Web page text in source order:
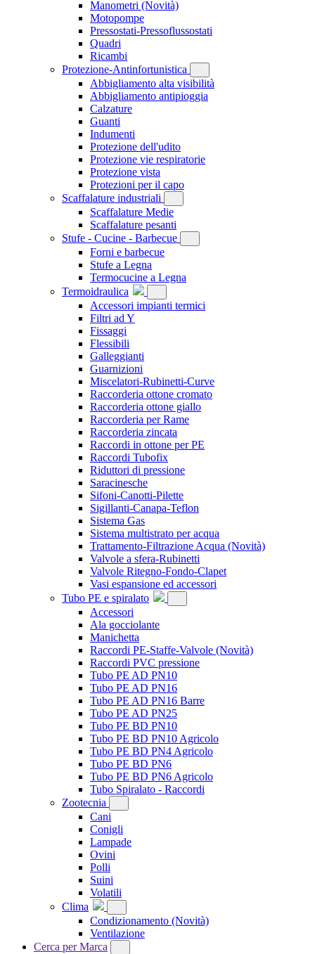
Manometri (Novità)
Motopompe
Pressostati-Pressoflussostati
Quadri
Ricambi
Protezione-Antinfortunistica
Abbigliamento alta visibilità
Abbigliamento antipioggia
Calzature
Guanti
Indumenti
Protezione dell'udito
Protezione vie respiratorie
Protezione vista
Protezioni per il capo
Scaffalature industriali
Scaffalature Medie
Scaffalature pesanti
Stufe - Cucine - Barbecue
Forni e barbecue
Stufe a Legna
Termocucine a Legna
Termoidraulica
Accessori impianti termici
Filtri ad Y
Fissaggi
Flessibili
Galleggianti
Guarnizioni
Miscelatori-Rubinetti-Curve
Raccorderia ottone cromato
Raccorderia ottone giallo
Raccorderia per Rame
Raccorderia zincata
Raccordi in ottone per PE
Raccordi Tubofix
Riduttori di pressione
Saracinesche
Sifoni-Canotti-Pilette
Sigillanti-Canapa-Teflon
Sistema Gas
Sistema multistrato per acqua
Trattamento-Filtrazione Acqua (Novità)
Valvole a sfera-Rubinetti
Valvole Ritegno-Fondo-Clapet
Vasi espansione ed accessori
Tubo PE e spiralato
Accessori
Ala gocciolante
Manichetta
Raccordi PE-Staffe-Valvole (Novità)
Raccordi PVC pressione
Tubo PE AD PN10
Tubo PE AD PN16
Tubo PE AD PN16 Barre
Tubo PE AD PN25
Tubo PE BD PN10
Tubo PE BD PN10 Agricolo
Tubo PE BD PN4 Agricolo
Tubo PE BD PN6
Tubo PE BD PN6 Agricolo
Tubo Spiralato - Raccordi
Zootecnia
Cani
Conigli
Lampade
Ovini
Polli
Suini
Volatili
Clima
Condizionamento (Novità)
Ventilazione
Cerca per Marca